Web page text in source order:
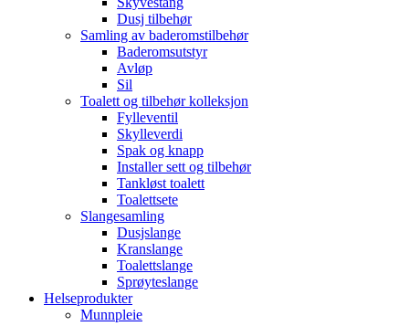
Dusj tilbehør
Samling av baderomstilbehør
Baderomsutstyr
Avløp
Sil
Toalett og tilbehør kolleksjon
Fylleventil
Skylleverdi
Spak og knapp
Installer sett og tilbehør
Tankløst toalett
Toalettsete
Slangesamling
Dusjslange
Kranslange
Toalettslange
Sprøyteslange
Helseprodukter
Munnpleie